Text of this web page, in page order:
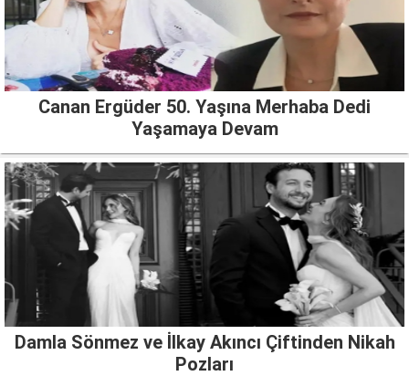
Canan Ergüder 50. Yaşına Merhaba Dedi
Yaşamaya Devam
Damla Sönmez ve İlkay Akıncı Çiftinden Nikah
Pozları